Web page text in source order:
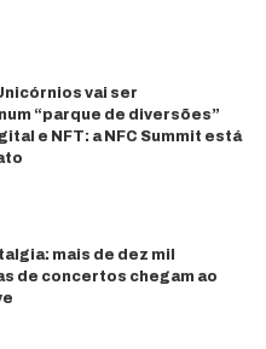
vai ser
“parque de diversões”
e NFT: a NFC Summit está
mais de dez mil
de concertos chegam ao